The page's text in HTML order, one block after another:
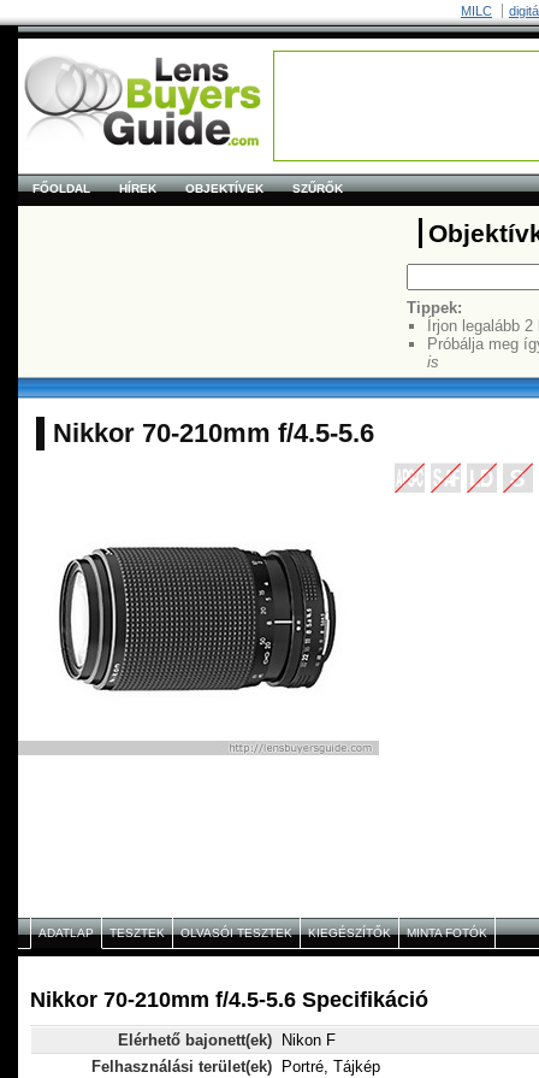
MILC
FŐOLDAL HÍREK OBJEKTÍVEK SZŰRŐK
Tippek:
Írjon legalább
Próbálja meg
is
Nikkor 70-210mm f/4.5-5.6
ADATLAP TESZTEK OLVASÓI TESZTEK KIEGÉSZÍTŐK MINTA FOTÓK
Nikkor 70-210mm f/4.5-5.6 Specifikáció
Elérhető bajonett(ek)
Nikon F
Felhasználási terület(ek)
Portré, Tájkép